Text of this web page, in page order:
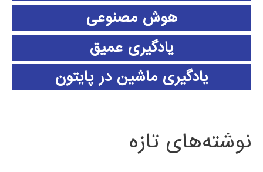
هوش مصنوعی
یادگیری عمیق
یادگیری ماشین در پایتون
نوشته‌های تازه